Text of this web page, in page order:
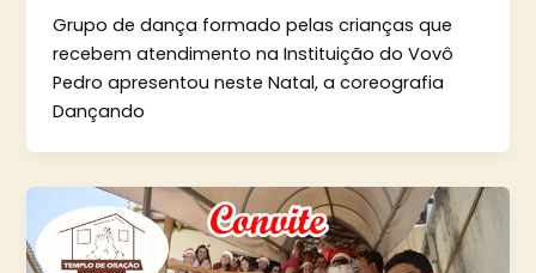
Grupo de dança formado pelas crianças que
recebem atendimento na Instituição do Vovô
Pedro apresentou neste Natal, a coreografia
Dançando